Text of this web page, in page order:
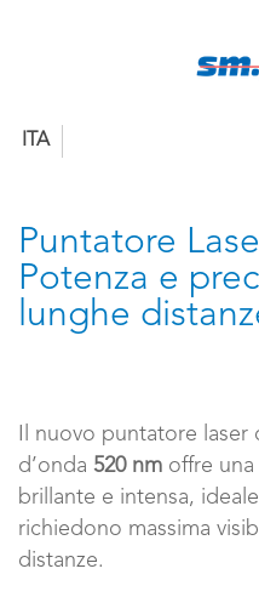
ITA
Puntatore
Potenza e
lunghe
Il nuovo puntatore laser
d’onda 520 nm offre
brillante e intensa,
richiedono massima
distanze.